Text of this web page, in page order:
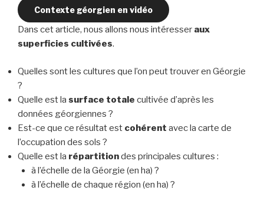
Contexte géorgien en vidéo
Dans cet article, nous allons nous intéresser aux
superficies cultivées.
Quelles sont les cultures que l’on peut trouver en Géorgie
?
Quelle est la surface totale cultivée d’après les
données géorgiennes ?
Est-ce que ce résultat est cohérent avec la carte de
l’occupation des sols ?
Quelle est la répartitiondes principales cultures :
à l’échelle de la Géorgie (en ha) ?
à l’échelle de chaque région (en ha) ?